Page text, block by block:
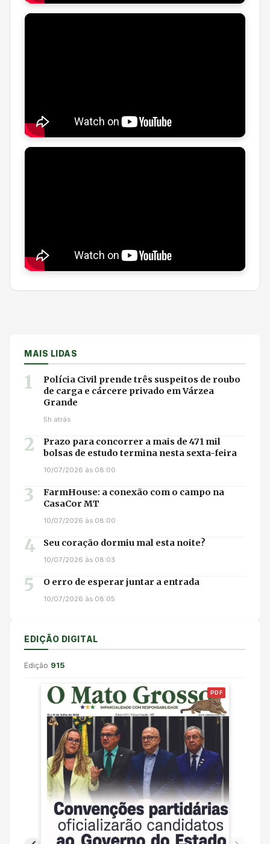
MAIS LIDAS
1
Polícia Civil prende três suspeitos de roubo
de carga e cárcere privado em Várzea
Grande
5h atrás
2
Prazo para concorrer a mais de 471 mil
bolsas de estudo termina nesta sexta-feira
10/07/2026 às 08:00
3
FarmHouse: a conexão com o campo na
CasaCor MT
10/07/2026 às 08:00
4 Seu coração dormiu mal esta noite?
10/07/2026 às 08:03
5 O erro de esperar juntar a entrada
10/07/2026 às 08:05
EDIÇÃO DIGITAL
Edição 915
PDF